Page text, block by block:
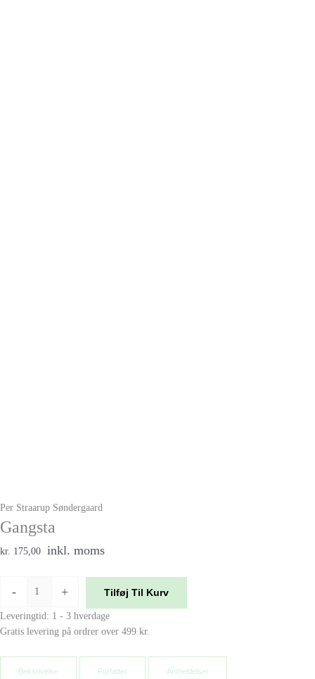
Per Straarup Søndergaard
Gangsta
kr. 175,00 inkl. moms
- + Tilføj Til Kurv
Leveringtid: 1 - 3 hverdage
Gratis levering på ordrer over 499 kr.
Beksrivelse Forfatter Anmeldelser